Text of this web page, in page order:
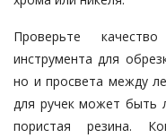
Проверьте
инструмента для
но и просвета между
для ручек может быть
пористая резина.